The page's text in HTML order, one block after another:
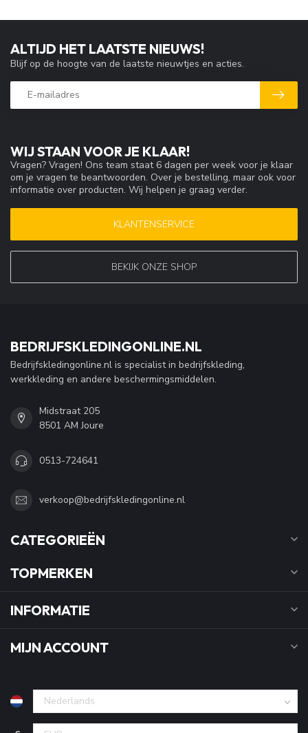
WIJ STAAN VOOR JE KLAAR!
Vragen? Vragen! Ons team staat 6 dagen per week voor je klaar
om je vragen te beantwoorden. Over je bestelling, maar ook voor
informatie over producten. Wij helpen je graag verder.
KLANTENSERVICE
BEKIJK ONZE SHOP
ALTIJD HET LAATSTE NIEUWS!
Blijf op de hoogte van de laatste nieuwtjes en acties.
BEDRIJFSKLEDINGONLINE.NL
Bedrijfskledingonline.nl is specialist in bedrijfskleding,
werkkleding en andere beschermingsmiddelen.
Midstraat 205
8501 AM Joure
0513-724641
verkoop@bedrijfskledingonline.nl
CATEGORIEËN
TOPMERKEN
INFORMATIE
MIJN ACCOUNT